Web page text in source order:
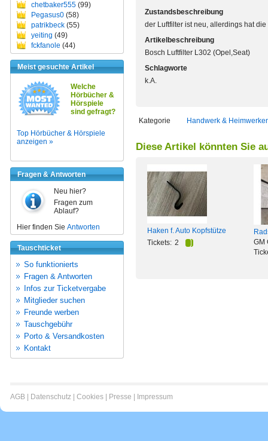
chetbaker555 (99)
Pegasus0 (58)
patrikbeck (55)
yeiting (49)
fckfanole (44)
Meist gesuchte Artikel
Welche
Hörbücher &
Hörspiele
sind gefragt?
Top Hörbücher & Hörspiele
anzeigen »
Fragen & Antworten
Neu hier?
Fragen zum
Ablauf?
Hier finden Sie Antworten
Tauschticket
So funktionierts
Fragen & Antworten
Infos zur Ticketvergabe
Mitglieder suchen
Freunde werben
Tauschgebühr
Porto & Versandkosten
Kontakt
Zustandsbeschreibung
der Luftfilter ist neu, allerdings hat
Artikelbeschreibung
Bosch Luftfilter L302 (Opel,Seat)
Schlagworte
k.A.
Kategorie Handwerk &
Diese Artikel könnten Sie
Haken f. Auto Kopfstütze
Tickets: 2
GM
AGB Datenschutz Cookies Presse Impressum